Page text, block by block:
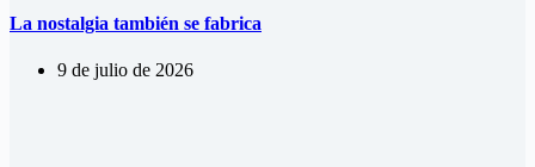
La nostalgia también se fabrica
9 de julio de 2026